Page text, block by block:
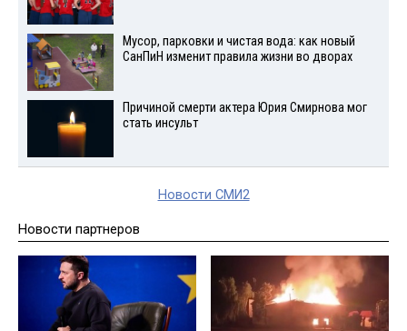
Мусор, парковки и чистая вода: как новый
СанПиН изменит правила жизни во дворах
Причиной смерти актера Юрия Смирнова мог
стать инсульт
Новости СМИ2
Новости партнеров